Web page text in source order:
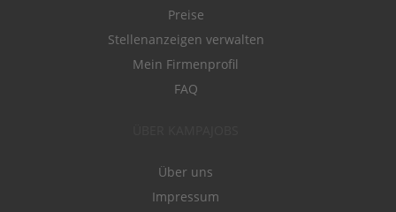
Preise
Stellenanzeigen verwalten
Mein Firmenprofil
FAQ
Über uns
Impressum